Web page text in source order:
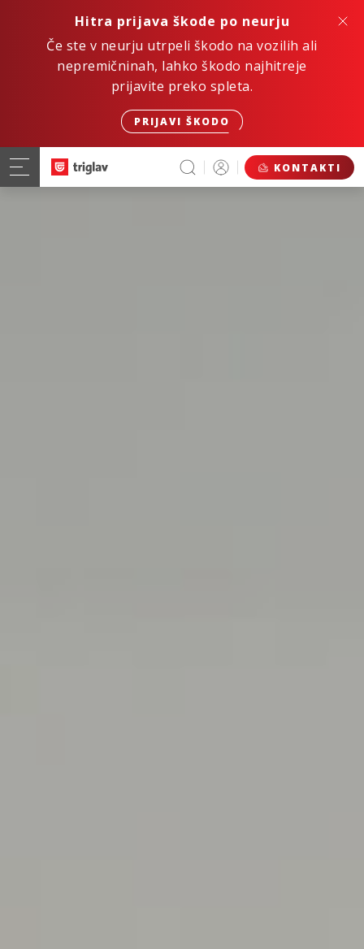
Hitra prijava škode po neurju
Če ste v neurju utrpeli škodo na vozilih ali
nepremičninah, lahko škodo najhitreje
prijavite preko spleta.
PRIJAVI ŠKODO
KONTAKTI